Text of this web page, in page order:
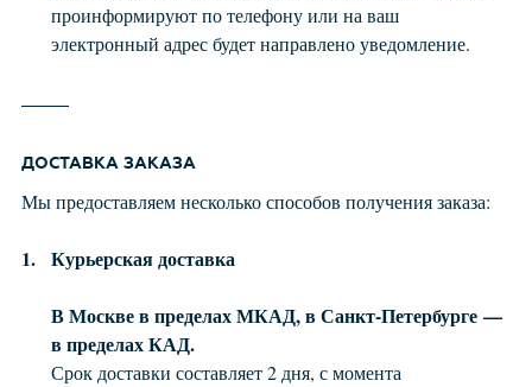
проинформируют по телефону или на ваш
электронный адрес будет направлено уведомление.
ДОСТАВКА ЗАКАЗА
Мы предоставляем несколько способов получения заказа:
Курьерская доставка
В Москве в пределах МКАД, в Санкт-Петербурге —
в пределах КАД.
Срок доставки составляет 2 дня, с момента